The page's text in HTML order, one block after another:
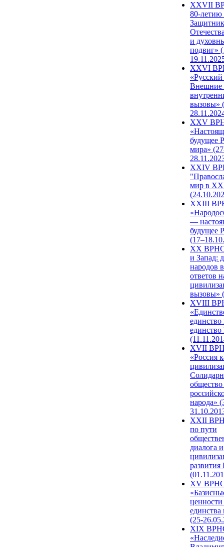
ХХVII
80-
и
подвиг»
XXVI
Внешние
вызовы»
XXV
будущее
мира»
XXIV
мир в
XXIII
—
будущее
XX ВРНС
и Запад:
народов
ответов
вызовы»
XVIII
единство
единство
XVII
«Россия
народа»
XXII
по пути
диалога и
развития
XV
единства
(25-
XIX